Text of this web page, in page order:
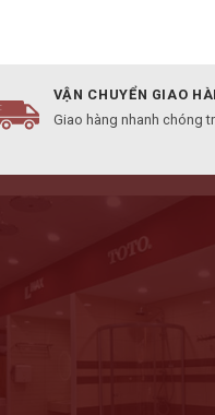
VẬN CHUYỂN GIAO
Giao hàng nhanh chóng